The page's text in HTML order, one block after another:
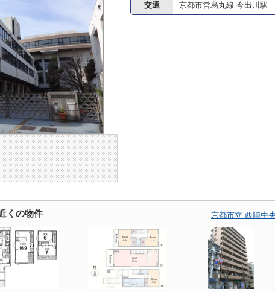
交通 京都市営烏丸線 今出川駅
くの物件 京都市立 西陣中